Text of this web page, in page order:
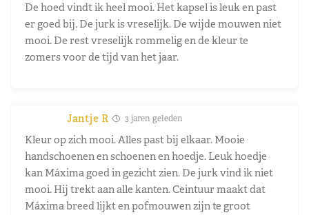
De hoed vindt ik heel mooi. Het kapsel is leuk en past
er goed bij. De jurk is vreselijk. De wijde mouwen niet
mooi. De rest vreselijk rommelig en de kleur te
zomers voor de tijd van het jaar.
Jantje R 3 jaren geleden
Kleur op zich mooi. Alles past bij elkaar. Mooie
handschoenen en schoenen en hoedje. Leuk hoedje
kan Máxima goed in gezicht zien. De jurk vind ik niet
mooi. Hij trekt aan alle kanten. Ceintuur maakt dat
Máxima breed lijkt en pofmouwen zijn te groot